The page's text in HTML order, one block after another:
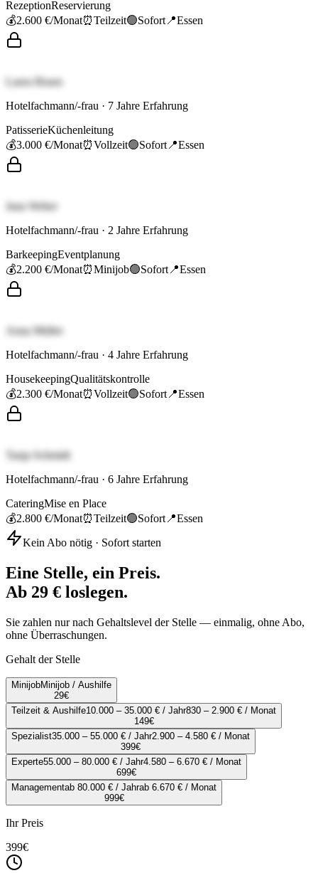
RezeptionReservierung
💰2.600 €/Monat⏰Teilzeit🟢Sofort 📍Essen
Laura Braun
Hotelfachmann/-frau · 7 Jahre Erfahrung
PatisserieKüchenleitung
💰3.000 €/Monat⏰Vollzeit🟢Sofort 📍Essen
Jana Weber
Hotelfachmann/-frau · 2 Jahre Erfahrung
BarkeepingEventplanung
💰2.200 €/Monat⏰Minijob🟢Sofort 📍Essen
Anna Müller
Hotelfachmann/-frau · 4 Jahre Erfahrung
HousekeepingQualitätskontrolle
💰2.300 €/Monat⏰Vollzeit🟢Sofort 📍Essen
Tanja Schmidt
Hotelfachmann/-frau · 6 Jahre Erfahrung
CateringMise en Place
💰2.800 €/Monat⏰Teilzeit🟢Sofort 📍Essen
Kein Abo nötig · Sofort starten
Eine Stelle, ein Preis.
Ab 29 € loslegen.
Sie zahlen nur nach Gehaltslevel der Stelle — einmalig, ohne Abo,
ohne Überraschungen.
Gehalt der Stelle
MinijobMinijob / Aushilfe
29€
Teilzeit & Aushilfe10.000 – 35.000 € / Jahr830 – 2.900 € / Monat
149€
Spezialist35.000 – 55.000 € / Jahr2.900 – 4.580 € / Monat
399€
Experte55.000 – 80.000 € / Jahr4.580 – 6.670 € / Monat
699€
Managementab 80.000 € / Jahrab 6.670 € / Monat
999€
Ihr Preis
399€